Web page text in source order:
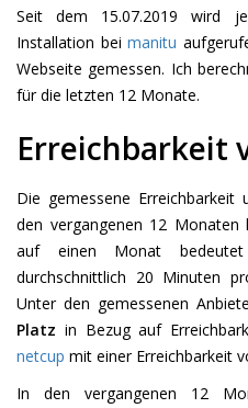
Seit dem 15.07.2019 wird
Installation beimanitu
Webseite gemessen. Ich
für die letzten 12 Monate.
Erreichbarkeit
Die gemessene
den vergangenen 12 Monaten
auf einen Monat
durchschnittlich 20 Minuten
Unter den gemessenen
Platz in Bezug auf
netcup mit einer Erreichbarkeit
In den vergangenen 12